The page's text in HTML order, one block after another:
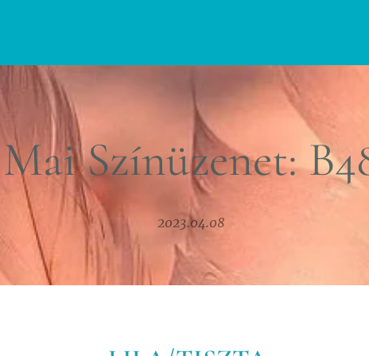
Mai Színüzenet:
2023.04.08